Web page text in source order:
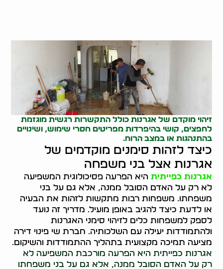
זיהוי מוקדם של אגרנות כולל התקשרות רגשית מוגזמת
לחפצים, קושי בהיפרדות מפריטים חסרי שימוש, ושינויים
בהתנהגות או במצב הרוח.
כיצד לזהות סימנים מוקדמים של
אגרנות אצל בני משפחה
אגרנות כפייתית היא הפרעה פסיכולוגית המשפיעה
לא רק על האדם הסובל ממנה, אלא גם על בני
משפחתו. משפחות רבות מתקשות לזהות את הבעיה
או לדעת כיצד להגיב באופן מועיל. מדריך זה נועד
לספק למשפחות כלים לזיהוי סימני האגרנות
ולהתמודדות יעילה עם השלכותיה. חברת שי פינוי דירה
מציעה תמיכה מקצועית בתהליך ההתמודדות והשיקום.
אגרנות כפייתית היא הפרעה מורכבת המשפיעה לא
רק על האדם הסובל ממנה, אלא גם על בני משפחתו